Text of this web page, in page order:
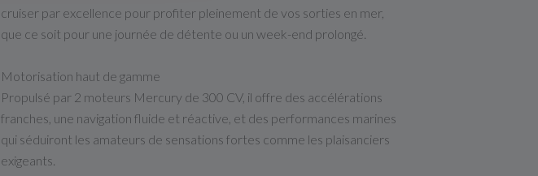
cruiser par excellence pour profiter pleinement de vos sorties en mer,
que ce soit pour une journée de détente ou un week-end prolongé.
Motorisation haut de gamme
Propulsé par 2 moteurs Mercury de 300 CV, il offre des accélérations
franches, une navigation fluide et réactive, et des performances marines
qui séduiront les amateurs de sensations fortes comme les plaisanciers
exigeants.